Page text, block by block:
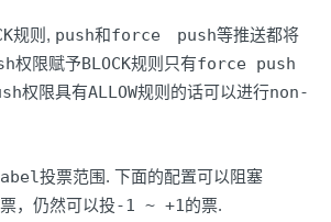
规则, push和force push等推送都将
权限赋予BLOCK规则只有force push
权限具有ALLOW规则的话可以进行non-
投票范围. 下面的配置可以阻塞
票，仍然可以投-1 ~ +1的票.